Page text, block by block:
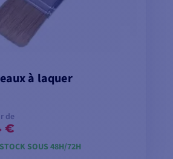
à laquer
de
€
SOUS 48H/72H